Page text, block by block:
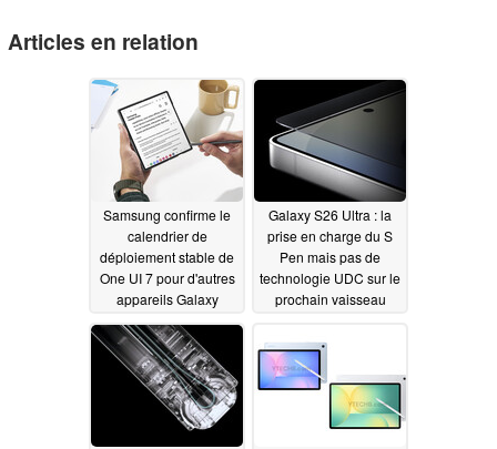
Articles en relation
Samsung confirme le
calendrier de
déploiement stable de
One UI 7 pour d'autres
appareils Galaxy
03/05/2025
Galaxy S26 Ultra : la
prise en charge du S
Pen mais pas de
technologie UDC sur le
prochain vaisseau
03/05/2025